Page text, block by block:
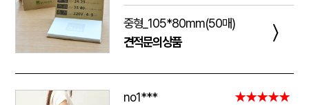
중형_105*80mm(50매)
견적문의상품
〉
no1***
★★★★★